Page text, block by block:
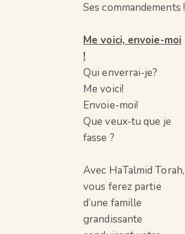
Ses commandements !
Me voici, envoie-moi
!
Qui enverrai-je?
Me voici!
Envoie-moi!
Que veux-tu que je
fasse ?
Avec HaTalmid Torah,
vous ferez partie
d’une famille
grandissante